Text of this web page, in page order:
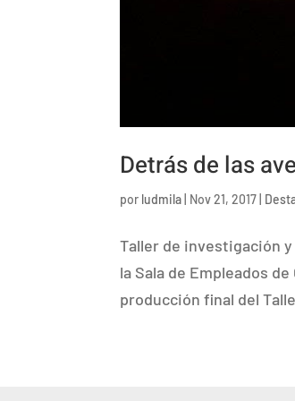
Detrás de las
por ludmila Nov 21, 2017
Taller de investigación
la Sala de Empleados
producción final del